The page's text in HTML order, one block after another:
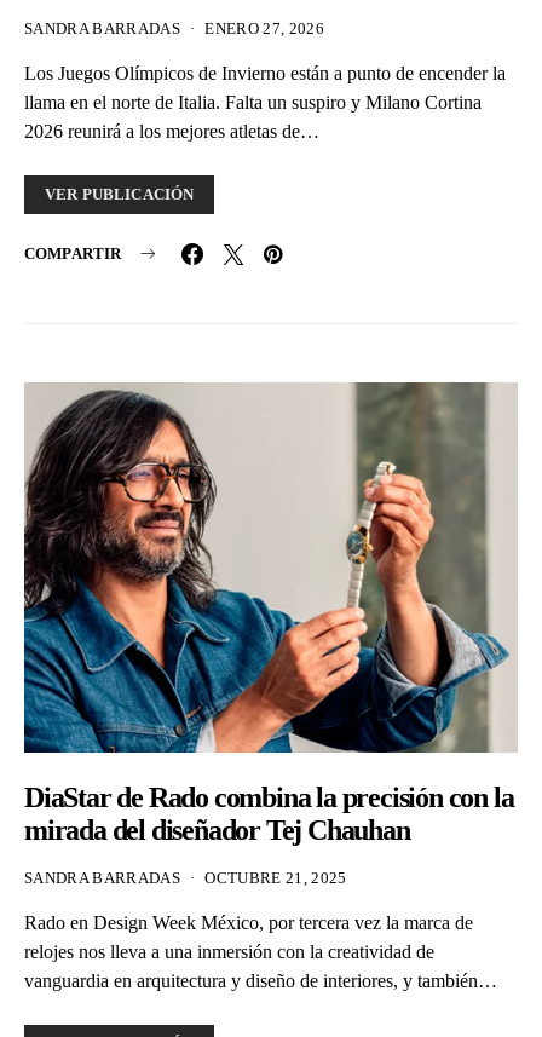
SANDRA BARRADAS ENERO 27, 2026
Los Juegos Olímpicos de Invierno están a punto de encender la
llama en el norte de Italia. Falta un suspiro y Milano Cortina
2026 reunirá a los mejores atletas de…
VER PUBLICACIÓN
COMPARTIR
DiaStar de Rado combina la precisión con la
mirada del diseñador Tej Chauhan
SANDRA BARRADAS OCTUBRE 21, 2025
Rado en Design Week México, por tercera vez la marca de
relojes nos lleva a una inmersión con la creatividad de
vanguardia en arquitectura y diseño de interiores, y también…